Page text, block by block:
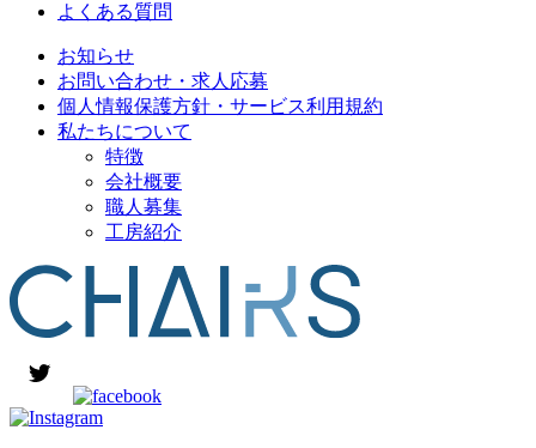
よくある質問
お知らせ
お問い合わせ・求人応募
個人情報保護方針・サービス利用規約
私たちについて
特徴
会社概要
職人募集
工房紹介